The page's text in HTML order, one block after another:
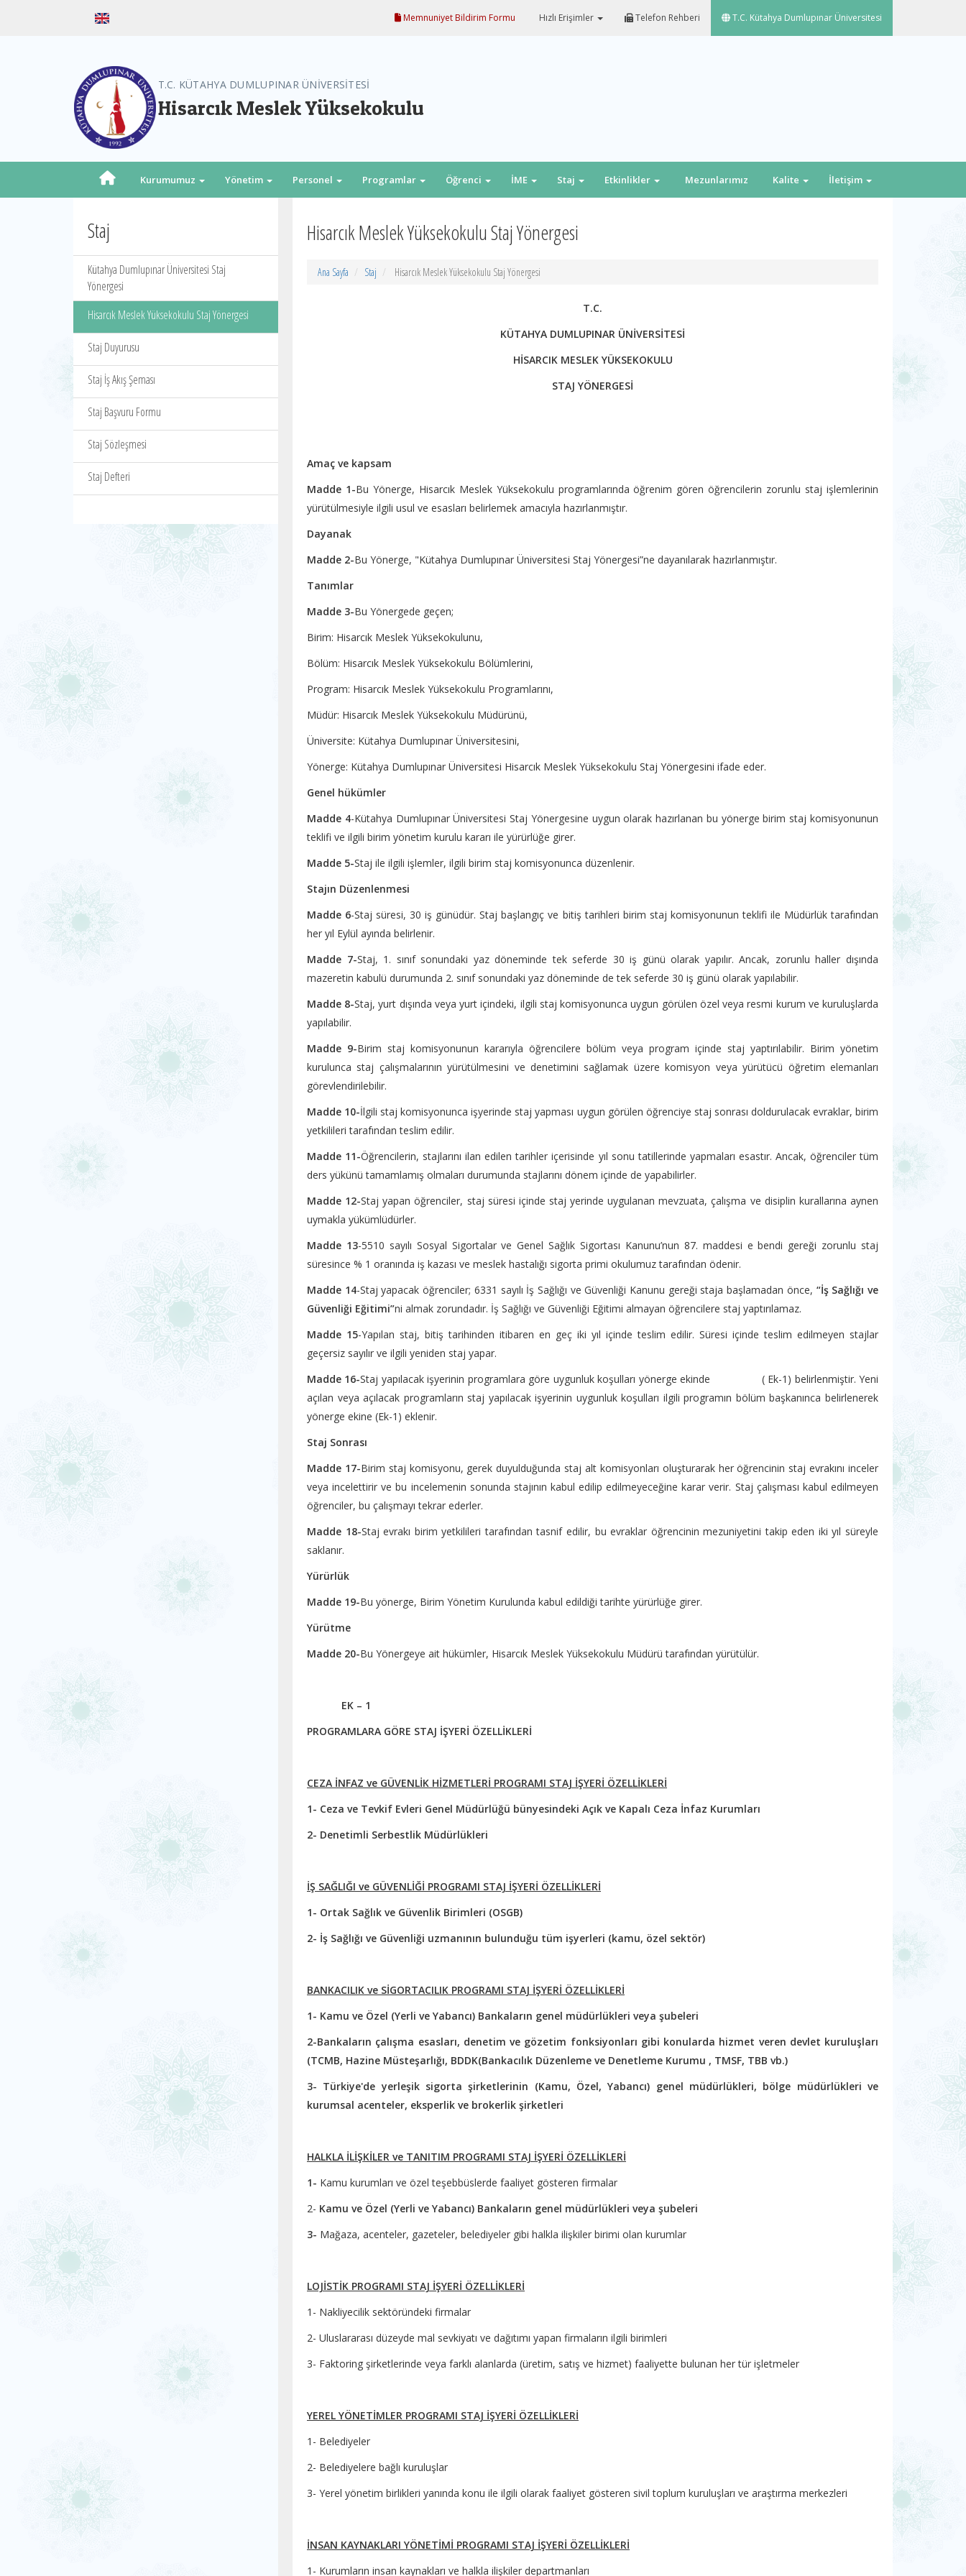
Memnuniyet Bildirim Formu Hızlı Erişimler Telefon Rehberi T.C. Kütahya Dumlupınar Üniversitesi
T.C. KÜTAHYA DUMLUPINAR ÜNİVERSİTESİ
Hisarcık Meslek Yüksekokulu
Kurumumuz Yönetim Personel Programlar Öğrenci İME Staj Etkinlikler Mezunlarımız Kalite İletişim
Staj
Kütahya Dumlupınar Üniversitesi Staj
Yönergesi
Hisarcık Meslek Yüksekokulu Staj Yönergesi
Staj Duyurusu
Staj İş Akış Şeması
Staj Başvuru Formu
Staj Sözleşmesi
Staj Defteri
Hisarcık Meslek Yüksekokulu Staj Yönergesi
Ana Sayfa Staj Hisarcık Meslek Yüksekokulu Staj Yönergesi
T.C.
KÜTAHYA DUMLUPINAR ÜNİVERSİTESİ
HİSARCIK MESLEK YÜKSEKOKULU
STAJ YÖNERGESİ
Amaç ve kapsam
Madde 1-Bu Yönerge, Hisarcık Meslek Yüksekokulu programlarında öğrenim gören öğrencilerin zorunlu staj işlemlerinin
yürütülmesiyle ilgili usul ve esasları belirlemek amacıyla hazırlanmıştır.
Dayanak
Madde 2-Bu Yönerge, "Kütahya Dumlupınar Üniversitesi Staj Yönergesi”ne dayanılarak hazırlanmıştır.
Tanımlar
Madde 3-Bu Yönergede geçen;
Birim: Hisarcık Meslek Yüksekokulunu,
Bölüm: Hisarcık Meslek Yüksekokulu Bölümlerini,
Program: Hisarcık Meslek Yüksekokulu Programlarını,
Müdür: Hisarcık Meslek Yüksekokulu Müdürünü,
Üniversite: Kütahya Dumlupınar Üniversitesini,
Yönerge: Kütahya Dumlupınar Üniversitesi Hisarcık Meslek Yüksekokulu Staj Yönergesini ifade eder.
Genel hükümler
Madde 4-Kütahya Dumlupınar Üniversitesi Staj Yönergesine uygun olarak hazırlanan bu yönerge birim staj komisyonunun
teklifi ve ilgili birim yönetim kurulu kararı ile yürürlüğe girer.
Madde 5-Staj ile ilgili işlemler, ilgili birim staj komisyonunca düzenlenir.
Stajın Düzenlenmesi
Madde 6-Staj süresi, 30 iş günüdür. Staj başlangıç ve bitiş tarihleri birim staj komisyonunun teklifi ile Müdürlük tarafından
her yıl Eylül ayında belirlenir.
Madde 7-Staj, 1. sınıf sonundaki yaz döneminde tek seferde 30 iş günü olarak yapılır. Ancak, zorunlu haller dışında
mazeretin kabulü durumunda 2. sınıf sonundaki yaz döneminde de tek seferde 30 iş günü olarak yapılabilir.
Madde 8-Staj, yurt dışında veya yurt içindeki, ilgili staj komisyonunca uygun görülen özel veya resmi kurum ve kuruluşlarda
yapılabilir.
Madde 9-Birim staj komisyonunun kararıyla öğrencilere bölüm veya program içinde staj yaptırılabilir. Birim yönetim
kurulunca staj çalışmalarının yürütülmesini ve denetimini sağlamak üzere komisyon veya yürütücü öğretim elemanları
görevlendirilebilir.
Madde 10-İlgili staj komisyonunca işyerinde staj yapması uygun görülen öğrenciye staj sonrası doldurulacak evraklar, birim
yetkilileri tarafından teslim edilir.
Madde 11-Öğrencilerin, stajlarını ilan edilen tarihler içerisinde yıl sonu tatillerinde yapmaları esastır. Ancak, öğrenciler tüm
ders yükünü tamamlamış olmaları durumunda stajlarını dönem içinde de yapabilirler.
Madde 12-Staj yapan öğrenciler, staj süresi içinde staj yerinde uygulanan mevzuata, çalışma ve disiplin kurallarına aynen
uymakla yükümlüdürler.
Madde 13-5510 sayılı Sosyal Sigortalar ve Genel Sağlık Sigortası Kanunu’nun 87. maddesi e bendi gereği zorunlu staj
süresince % 1 oranında iş kazası ve meslek hastalığı sigorta primi okulumuz tarafından ödenir.
Madde 14-Staj yapacak öğrenciler; 6331 sayılı İş Sağlığı ve Güvenliği Kanunu gereği staja başlamadan önce, “İş Sağlığı ve
Güvenliği Eğitimi”ni almak zorundadır. İş Sağlığı ve Güvenliği Eğitimi almayan öğrencilere staj yaptırılamaz.
Madde 15-Yapılan staj, bitiş tarihinden itibaren en geç iki yıl içinde teslim edilir. Süresi içinde teslim edilmeyen stajlar
geçersiz sayılır ve ilgili yeniden staj yapar.
Madde 16-Staj yapılacak işyerinin programlara göre uygunluk koşulları yönerge ekinde ( Ek-1) belirlenmiştir. Yeni
açılan veya açılacak programların staj yapılacak işyerinin uygunluk koşulları ilgili programın bölüm başkanınca belirlenerek
yönerge ekine (Ek-1) eklenir.
Staj Sonrası
Madde 17-Birim staj komisyonu, gerek duyulduğunda staj alt komisyonları oluşturarak her öğrencinin staj evrakını inceler
veya incelettirir ve bu incelemenin sonunda stajının kabul edilip edilmeyeceğine karar verir. Staj çalışması kabul edilmeyen
öğrenciler, bu çalışmayı tekrar ederler.
Madde 18-Staj evrakı birim yetkilileri tarafından tasnif edilir, bu evraklar öğrencinin mezuniyetini takip eden iki yıl süreyle
saklanır.
Yürürlük
Madde 19-Bu yönerge, Birim Yönetim Kurulunda kabul edildiği tarihte yürürlüğe girer.
Yürütme
Madde 20-Bu Yönergeye ait hükümler, Hisarcık Meslek Yüksekokulu Müdürü tarafından yürütülür.
EK – 1
PROGRAMLARA GÖRE STAJ İŞYERİ ÖZELLİKLERİ
CEZA İNFAZ ve GÜVENLİK HİZMETLERİ PROGRAMI STAJ İŞYERİ ÖZELLİKLERİ
1- Ceza ve Tevkif Evleri Genel Müdürlüğü bünyesindeki Açık ve Kapalı Ceza İnfaz Kurumları
2- Denetimli Serbestlik Müdürlükleri
İŞ SAĞLIĞI ve GÜVENLİĞİ PROGRAMI STAJ İŞYERİ ÖZELLİKLERİ
1- Ortak Sağlık ve Güvenlik Birimleri (OSGB)
2- İş Sağlığı ve Güvenliği uzmanının bulunduğu tüm işyerleri (kamu, özel sektör)
BANKACILIK ve SİGORTACILIK PROGRAMI STAJ İŞYERİ ÖZELLİKLERİ
1- Kamu ve Özel (Yerli ve Yabancı) Bankaların genel müdürlükleri veya şubeleri
2-Bankaların çalışma esasları, denetim ve gözetim fonksiyonları gibi konularda hizmet veren devlet kuruluşları
(TCMB, Hazine Müsteşarlığı, BDDK(Bankacılık Düzenleme ve Denetleme Kurumu , TMSF, TBB vb.)
3- Türkiye'de yerleşik sigorta şirketlerinin (Kamu, Özel, Yabancı) genel müdürlükleri, bölge müdürlükleri ve
kurumsal acenteler, eksperlik ve brokerlik şirketleri
HALKLA İLİŞKİLER ve TANITIM PROGRAMI STAJ İŞYERİ ÖZELLİKLERİ
1- Kamu kurumları ve özel teşebbüslerde faaliyet gösteren firmalar
2- Kamu ve Özel (Yerli ve Yabancı) Bankaların genel müdürlükleri veya şubeleri
3- Mağaza, acenteler, gazeteler, belediyeler gibi halkla ilişkiler birimi olan kurumlar
LOJİSTİK PROGRAMI STAJ İŞYERİ ÖZELLİKLERİ
1- Nakliyecilik sektöründeki firmalar
2- Uluslararası düzeyde mal sevkiyatı ve dağıtımı yapan firmaların ilgili birimleri
3- Faktoring şirketlerinde veya farklı alanlarda (üretim, satış ve hizmet) faaliyette bulunan her tür işletmeler
YEREL YÖNETİMLER PROGRAMI STAJ İŞYERİ ÖZELLİKLERİ
1- Belediyeler
2- Belediyelere bağlı kuruluşlar
3- Yerel yönetim birlikleri yanında konu ile ilgili olarak faaliyet gösteren sivil toplum kuruluşları ve araştırma merkezleri
İNSAN KAYNAKLARI YÖNETİMİ PROGRAMI STAJ İŞYERİ ÖZELLİKLERİ
1- Kurumların insan kaynakları ve halkla ilişkiler departmanları